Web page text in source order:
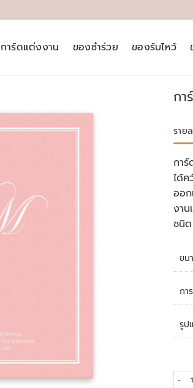
การ์ดแต่งงาน ของชำร่วย ของรับไหว้
กา
ราย
กา
ได้ค
ออก
งา
ชนิด
ขน
กา
รูป
การ์